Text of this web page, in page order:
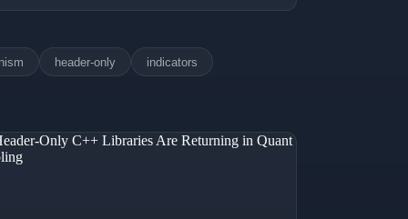
header-only indicators